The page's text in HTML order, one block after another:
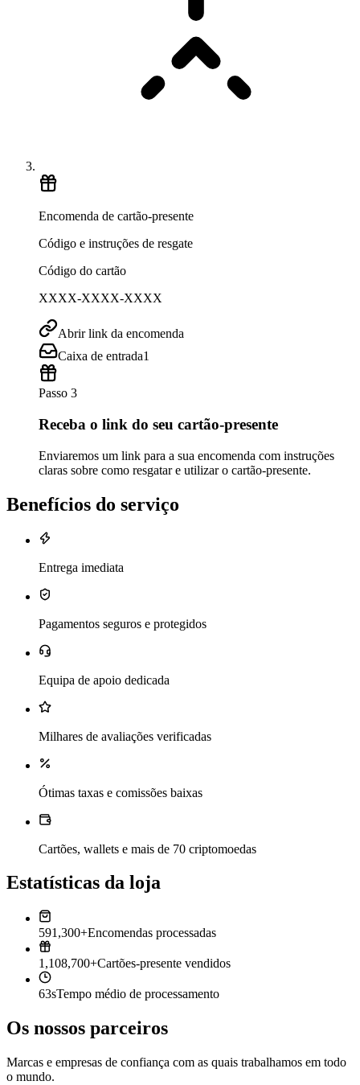
Encomenda de cartão-presente
Código e instruções de resgate
Código do cartão
XXXX-XXXX-XXXX
Abrir link da encomenda
Caixa de entrada1
Passo 3
Receba o link do seu cartão-presente
Enviaremos um link para a sua encomenda com instruções
claras sobre como resgatar e utilizar o cartão-presente.
Benefícios do serviço
Entrega imediata
Pagamentos seguros e protegidos
Equipa de apoio dedicada
Milhares de avaliações verificadas
Ótimas taxas e comissões baixas
Cartões, wallets e mais de 70 criptomoedas
Estatísticas da loja
591,300+Encomendas processadas
1,108,700+Cartões-presente vendidos
63sTempo médio de processamento
Os nossos parceiros
Marcas e empresas de confiança com as quais trabalhamos em todo
o mundo.